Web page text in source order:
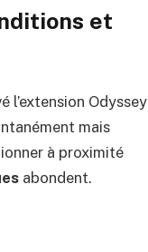
et
l’extension Odyssey
mais
à proximité
abondent.